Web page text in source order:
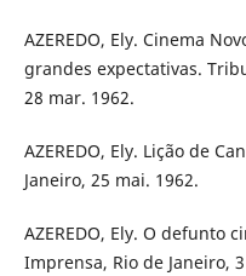
AZEREDO, Ely. Cinema
grandes expectativas.
28 mar. 1962.
AZEREDO, Ely. Lição de
Janeiro, 25 mai. 1962.
AZEREDO, Ely. O defunto
Imprensa, Rio de Janeiro,